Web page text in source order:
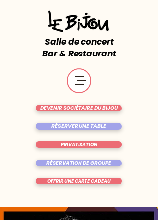
Salle de concert
Bar & Restaurant
RÉSERVER UNE TABLE
OFFRIR UNE CARTE CADEAU
DEVENIR SOCIÉTAIRE DU BIJOU
RÉSERVATION DE GROUPE
PRIVATISATION